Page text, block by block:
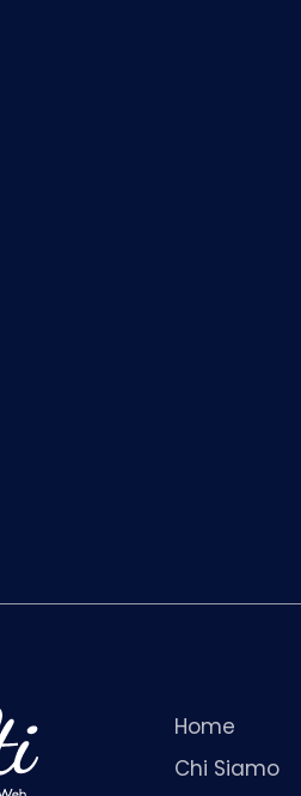
Home
Chi Siamo